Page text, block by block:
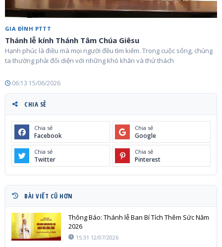
GIA ĐÌNH PTTT
Thánh lễ kính Thánh Tâm Chúa Giêsu
Hạnh phúc là điều mà mọi người đều tìm kiếm. Trong cuộc sống, chúng
ta thường phải đối diện với những khó khăn và thử thách
06:13 15/06/2026
CHIA SẺ
Chia sẻ
Facebook
Chia sẻ
Google
Chia sẻ
Twitter
Chia sẻ
Pinterest
BÀI VIẾT CŨ HƠN
Thông Báo: Thánh lễ Ban Bí Tích Thêm Sức Năm
2026
15:31 12/07/2026